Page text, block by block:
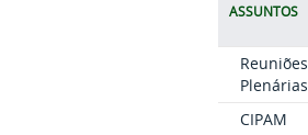
ASSUNTOS
Reuniões
Plenárias
CIPAM